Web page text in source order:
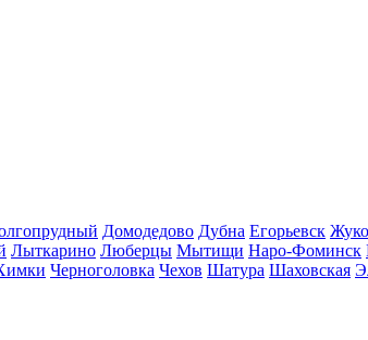
Домодедово Дубна Егорьевск
Лыткарино Люберцы Мытищи Наро-Фоминск
Черноголовка Чехов Шатура Шаховская